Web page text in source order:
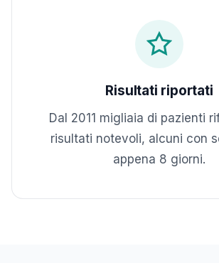
Risultati riportati
Dal 2011 migliaia di pazienti
risultati notevoli, alcuni con
appena 8 giorni.